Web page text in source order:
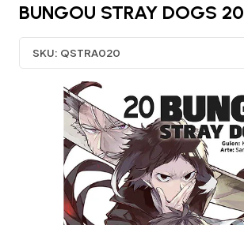
BUNGOU STRAY DOGS 20
SKU: QSTRA020